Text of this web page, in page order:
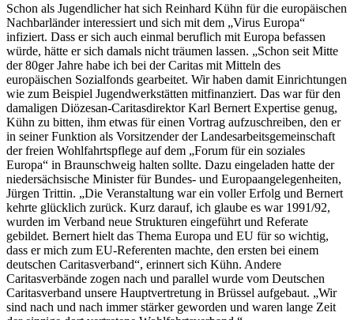
Schon als Jugendlicher hat sich Reinhard Kühn für die europäischen
Nachbarländer interessiert und sich mit dem „Virus Europa“
infiziert. Dass er sich auch einmal beruflich mit Europa befassen
würde, hätte er sich damals nicht träumen lassen. „Schon seit Mitte
der 80ger Jahre habe ich bei der Caritas mit Mitteln des
europäischen Sozialfonds gearbeitet. Wir haben damit Einrichtungen
wie zum Beispiel Jugendwerkstätten mitfinanziert. Das war für den
damaligen Diözesan-Caritasdirektor Karl Bernert Expertise genug,
Kühn zu bitten, ihm etwas für einen Vortrag aufzuschreiben, den er
in seiner Funktion als Vorsitzender der Landesarbeitsgemeinschaft
der freien Wohlfahrtspflege auf dem „Forum für ein soziales
Europa“ in Braunschweig halten sollte. Dazu eingeladen hatte der
niedersächsische Minister für Bundes- und Europaangelegenheiten,
Jürgen Trittin. „Die Veranstaltung war ein voller Erfolg und Bernert
kehrte glücklich zurück. Kurz darauf, ich glaube es war 1991/92,
wurden im Verband neue Strukturen eingeführt und Referate
gebildet. Bernert hielt das Thema Europa und EU für so wichtig,
dass er mich zum EU-Referenten machte, den ersten bei einem
deutschen Caritasverband“, erinnert sich Kühn. Andere
Caritasverbände zogen nach und parallel wurde vom Deutschen
Caritasverband unsere Hauptvertretung in Brüssel aufgebaut. „Wir
sind nach und nach immer stärker geworden und waren lange Zeit